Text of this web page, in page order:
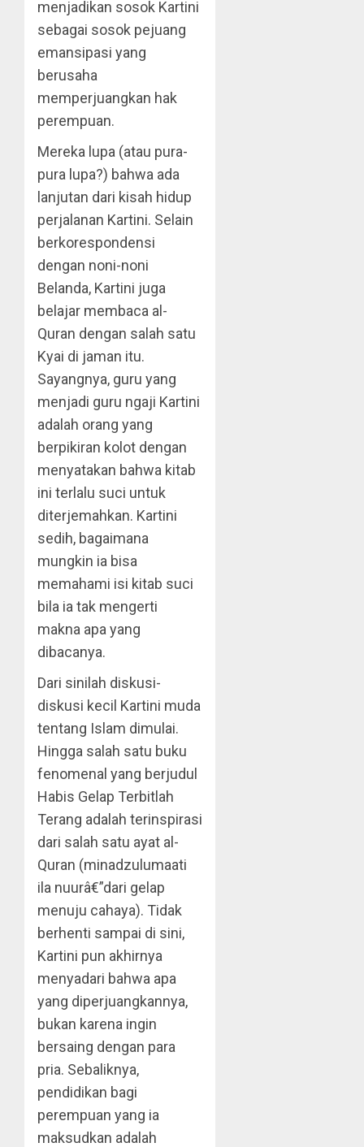
menjadikan sosok Kartini
sebagai sosok pejuang
emansipasi yang
berusaha
memperjuangkan hak
perempuan.
Mereka lupa (atau pura-
pura lupa?) bahwa ada
lanjutan dari kisah hidup
perjalanan Kartini. Selain
berkorespondensi
dengan noni-noni
Belanda, Kartini juga
belajar membaca al-
Quran dengan salah satu
Kyai di jaman itu.
Sayangnya, guru yang
menjadi guru ngaji Kartini
adalah orang yang
berpikiran kolot dengan
menyatakan bahwa kitab
ini terlalu suci untuk
diterjemahkan. Kartini
sedih, bagaimana
mungkin ia bisa
memahami isi kitab suci
bila ia tak mengerti
makna apa yang
dibacanya.
Dari sinilah diskusi-
diskusi kecil Kartini muda
tentang Islam dimulai.
Hingga salah satu buku
fenomenal yang berjudul
Habis Gelap Terbitlah
Terang adalah terinspirasi
dari salah satu ayat al-
Quran (minadzulumaati
ila nuurâ€”dari gelap
menuju cahaya). Tidak
berhenti sampai di sini,
Kartini pun akhirnya
menyadari bahwa apa
yang diperjuangkannya,
bukan karena ingin
bersaing dengan para
pria. Sebaliknya,
pendidikan bagi
perempuan yang ia
maksudkan adalah